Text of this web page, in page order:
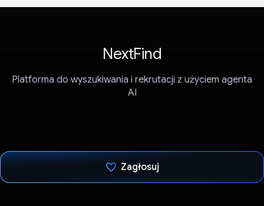
NextFind
Platforma do wyszukiwania i rekrutacji z użyciem agenta
AI
Zagłosuj